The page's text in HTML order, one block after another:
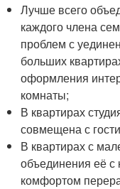
Лучше всего
каждого члена
проблем с
больших
оформления
комнаты;
В квартирах
совмещена с
В квартирах с
объединения её
комфортом